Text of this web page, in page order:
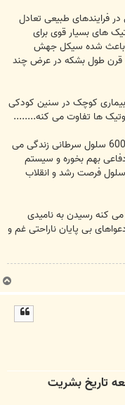
فرایندهای طبیعی تعادل
های بسیار قوی برای
باعث شده سیکل جهش
قرن طول بشکه در عرض چند
کوچک در سنین کودکی
ها تفاوت می کنه........
همین الآن در بدن تک تک ما به طور متوسط 60000 سلول سرطانی زندگی می
بهم بخوره و سیستم
دفاعی بدن به هر دلیلی ضعیف بشه آن 60000 سلول فرصت رشد و انقلاب
کنه رسیدن به نامیدی
بی پایان ناراحتی غم و